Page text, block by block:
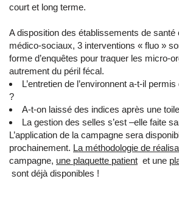
court et long terme.
A disposition des établissements de santé
médico-sociaux, 3 interventions « fluo »
forme d’enquêtes pour traquer les micro-
autrement du péril fécal.
L’entretien de l’environnent a-t-il
?
A-t-on laissé des indices après une
La gestion des selles s’est –elle faite
L’application de la campagne sera
prochainement. La méthodologie de
campagne, une plaquette patient et une
sont déjà disponibles !